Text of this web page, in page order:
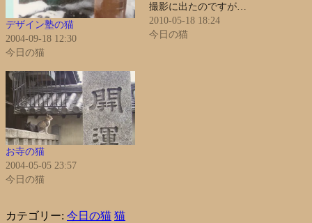
デザイン塾の猫
2004-09-18 12:30
今日の猫
撮影に出たのですが…
2010-05-18 18:24
今日の猫
お寺の猫
2004-05-05 23:57
今日の猫
カテゴリー: 今日の猫 猫